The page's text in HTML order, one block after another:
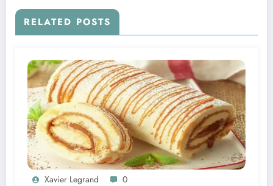
RELATED POSTS
Xavier Legrand 0